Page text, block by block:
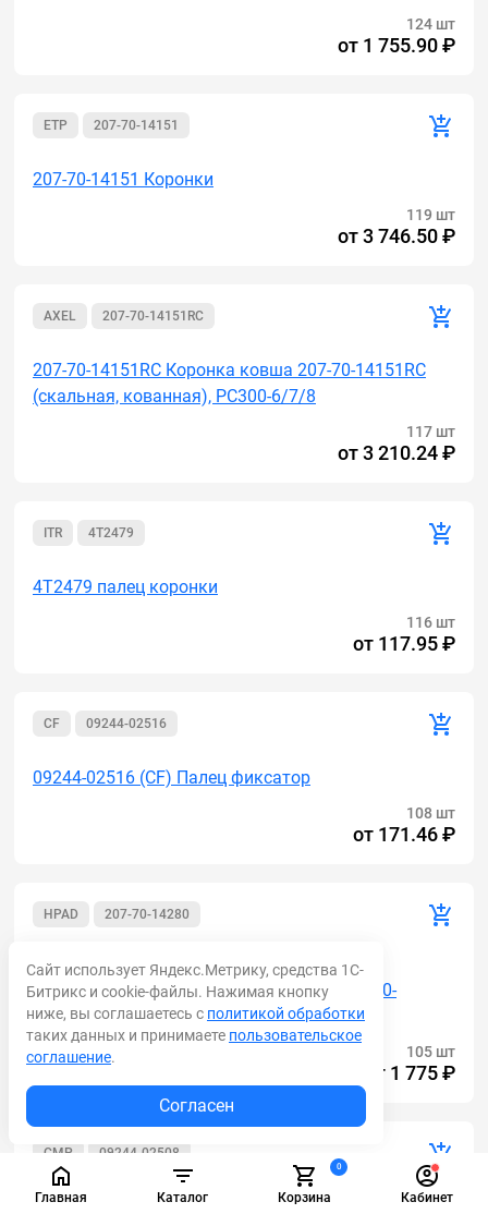
Главная Каталог
0
Корзина Кабинет
124 шт
от 1 755.90 ₽
ETP 207-70-14151
207-70-14151 Коронки
119 шт
от3 746.50 ₽
AXEL 207-70-14151RC
207-70-14151RC Коронка ковша 207-70-14151RC
(скальная, кованная), PC300-6/7/8
117 шт
от3 210.24 ₽
ITR 4T2479
4T2479 палец коронки
116 шт
от 117.95 ₽
CF 09244-02516
09244-02516 (CF) Палец фиксатор
108 шт
от 171.46 ₽
HPAD 207-70-14280
Акция
207-70-14280 КОРОНКА (УСИЛЕННАЯ 207-70-
14151)
105 шт
от 1 775 ₽
CMР 09244-02508
09244-02508-CMP Палец коронки (175-78-21740)
Сайт использует Яндекс.Метрику, средства 1С-
Битрикс и cookie-файлы. Нажимая кнопку
ниже, вы соглашаетесь с политикой обработки
таких данных и принимаете пользовательское
соглашение.
Согласен